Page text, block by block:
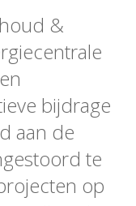
&
bijdrage
aan de
te
op